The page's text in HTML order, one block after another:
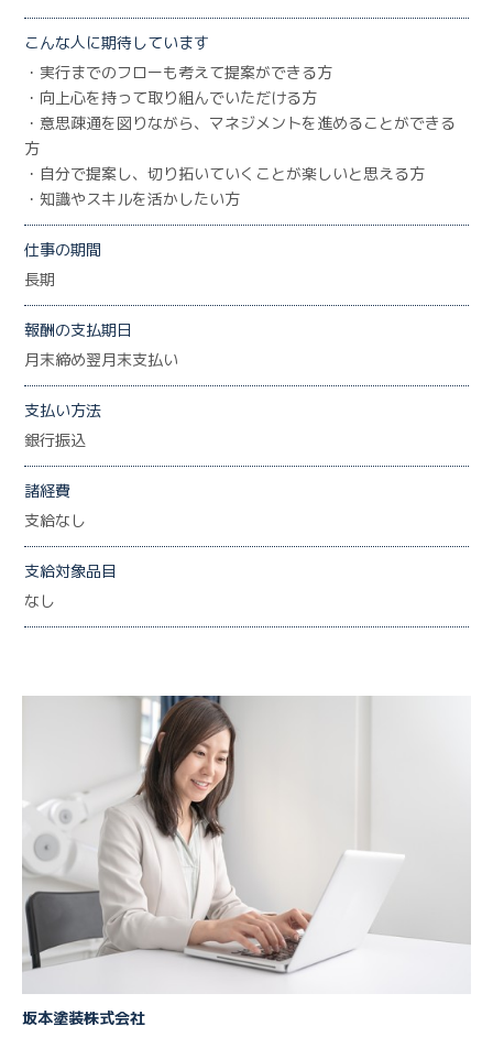
こんな人に期待しています
・実行までのフローも考えて提案ができる方
・向上心を持って取り組んでいただける方
・意思疎通を図りながら、マネジメントを進めることができる
方
・自分で提案し、切り拓いていくことが楽しいと思える方
・知識やスキルを活かしたい方
仕事の期間
長期
報酬の支払期日
月末締め翌月末支払い
支払い方法
銀行振込
諸経費
支給なし
支給対象品目
なし
坂本塗装株式会社